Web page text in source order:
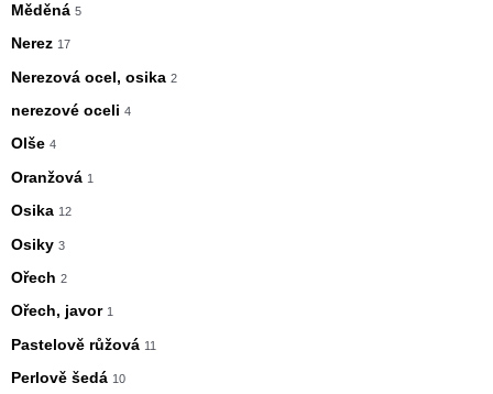
Měděná 5
Nerez 17
Nerezová ocel, osika 2
nerezové oceli 4
Olše 4
Oranžová 1
Osika 12
Osiky 3
Ořech 2
Ořech, javor 1
Pastelově růžová 11
Perlově šedá 10